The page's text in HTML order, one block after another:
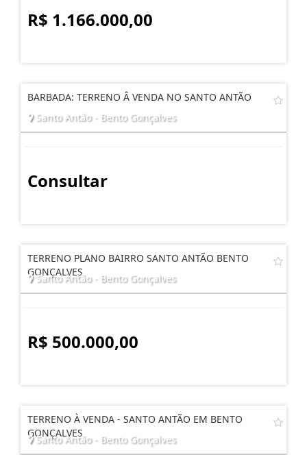
R$ 1.166.000,00
BARBADA: TERRENO Â VENDA NO SANTO ANTÃO
Santo Antão - Bento Gonçalves
Consultar
TERRENO PLANO BAIRRO SANTO ANTÃO BENTO
GONÇALVES
Santo Antão - Bento Gonçalves
R$ 500.000,00
TERRENO À VENDA - SANTO ANTÃO EM BENTO
GONÇALVES
Santo Antão - Bento Gonçalves